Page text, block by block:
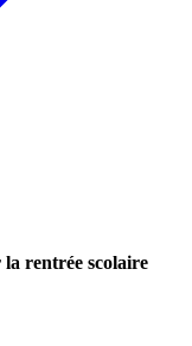
rentrée scolaire